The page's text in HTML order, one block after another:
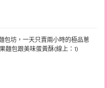
包坊，一天只賣兩小時的極品蔥
麵包跟美味蛋黃酥(線上：1)